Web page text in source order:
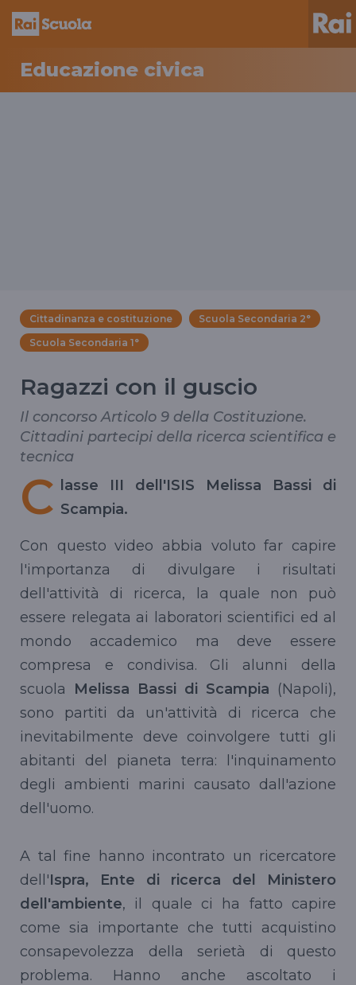
Educazione civica
Cittadinanza e costituzione
Scuola Secondaria 2°
Scuola Secondaria 1°
Ragazzi con il guscio
Il concorso Articolo 9 della Costituzione.
Cittadini partecipi della ricerca scientifica e
tecnica
C
lasse III dell'ISIS Melissa Bassi di
Scampia.
Con questo video abbia voluto far capire
l'importanza di divulgare i risultati
dell'attività di ricerca, la quale non può
essere relegata ai laboratori scientifici ed al
mondo accademico ma deve essere
compresa e condivisa. Gli alunni della
scuola Melissa Bassi di Scampia (Napoli),
sono partiti da un'attività di ricerca che
inevitabilmente deve coinvolgere tutti gli
abitanti del pianeta terra: l'inquinamento
degli ambienti marini causato dall'azione
dell'uomo.
A tal fine hanno incontrato un ricercatore
dell'Ispra, Ente di ricerca del Ministero
dell'ambiente, il quale ci ha fatto capire
come sia importante che tutti acquistino
consapevolezza della serietà di questo
problema. Hanno anche ascoltato i